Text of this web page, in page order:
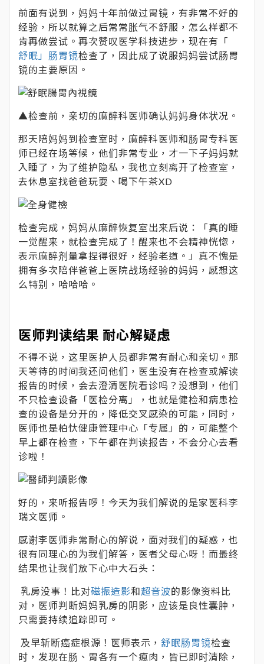
前面有说到，妈妈十年前做过胃镜，有非常不好的
经验，所以就算之后常常胀气不舒服，怎么样都不
肯再做尝试。再次赞叹医学科技进步，现在有「
舒眠」肠胃镜检查了，因此成了说服妈妈尝试肠胃
镜的主要原因。
▲检查前，亲切的麻醉科医师确认妈妈身体状况。
那天陪妈妈到检查室时，麻醉科医师和肠胃专科医
师已经在场等候，他们非常专业，才一下子妈妈就
入睡了，为了维护隐私，我也立刻离开了检查室，
去休息室找爸爸玩耍、喝下午茶XD
检查完成，妈妈从麻醉恢复室出来后说：「真的睡
一觉醒来，就检查完成了！醒来也不会精神恍惚，
表示麻醉剂量拿捏得很好，经验老道。」真不愧是
拥有多次陪伴爸爸上医院战场经验的妈妈，感想这
么特别，哈哈哈。
医师判读结果 耐心解疑虑
不得不说，这里医护人员都非常有耐心和亲切。那
天等待的时间我还问他们，医生没有在检查或解读
报告的时候，会去澄清医院看诊吗？没想到，他们
不只检查设备「医检分离」，也就是健检和病患检
查的设备是分开的，降低交叉感染的可能，同时，
医师也是柏忕健康管理中心「专属」的，可能整个
早上都在检查，下午都在判读报告，不会分心去看
诊啦！
好的，来听报告啰！今天为我们解说的是家医科李
瑞文医师。
感谢李医师非常耐心的解说，面对我们的疑惑，也
很有同理心的为我们解答，医者父母心呀！而最终
结果也让我们放下心中大石头：
乳房没事！比对磁振造影和超音波的影像资料比
对，医师判断妈妈乳房的阴影，应该是良性囊肿，
只需要持续追踪即可。
及早斩断癌症根源！医师表示， 舒眠肠胃镜检查
时，发现在肠、胃各有一个瘜肉，皆已即时清除，